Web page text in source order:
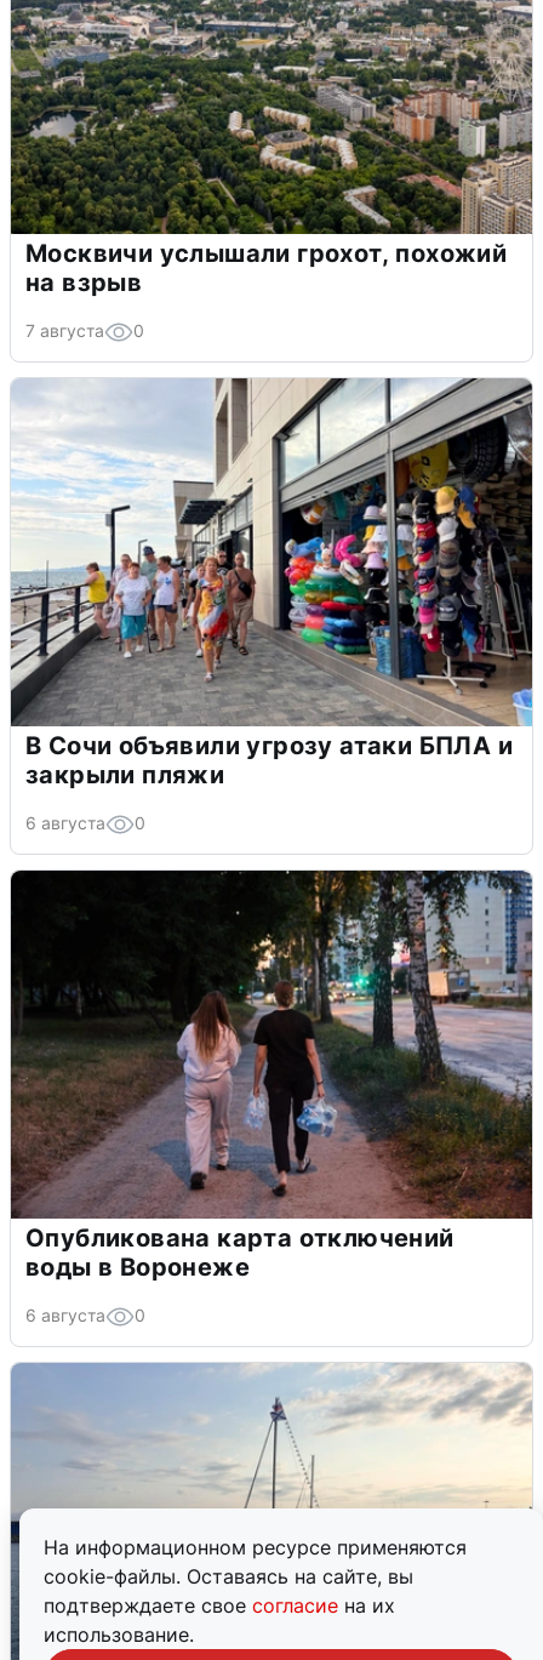
На информационном ресурсе применяются
cookie-файлы. Оставаясь на сайте, вы
подтверждаете свое согласие на их
использование.
Москвичи услышали грохот, похожий
на взрыв
7 августа 0
В Сочи объявили угрозу атаки БПЛА и
закрыли пляжи
6 августа 0
Опубликована карта отключений
воды в Воронеже
6 августа 0